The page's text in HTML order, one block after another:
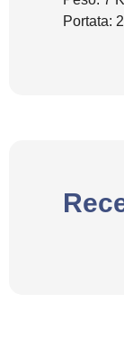
Portata: